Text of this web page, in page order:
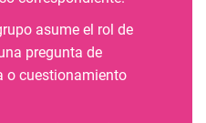
asume el rol de
pregunta de
o cuestionamiento